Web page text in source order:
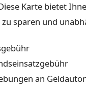
Karte bietet
sparen und
an